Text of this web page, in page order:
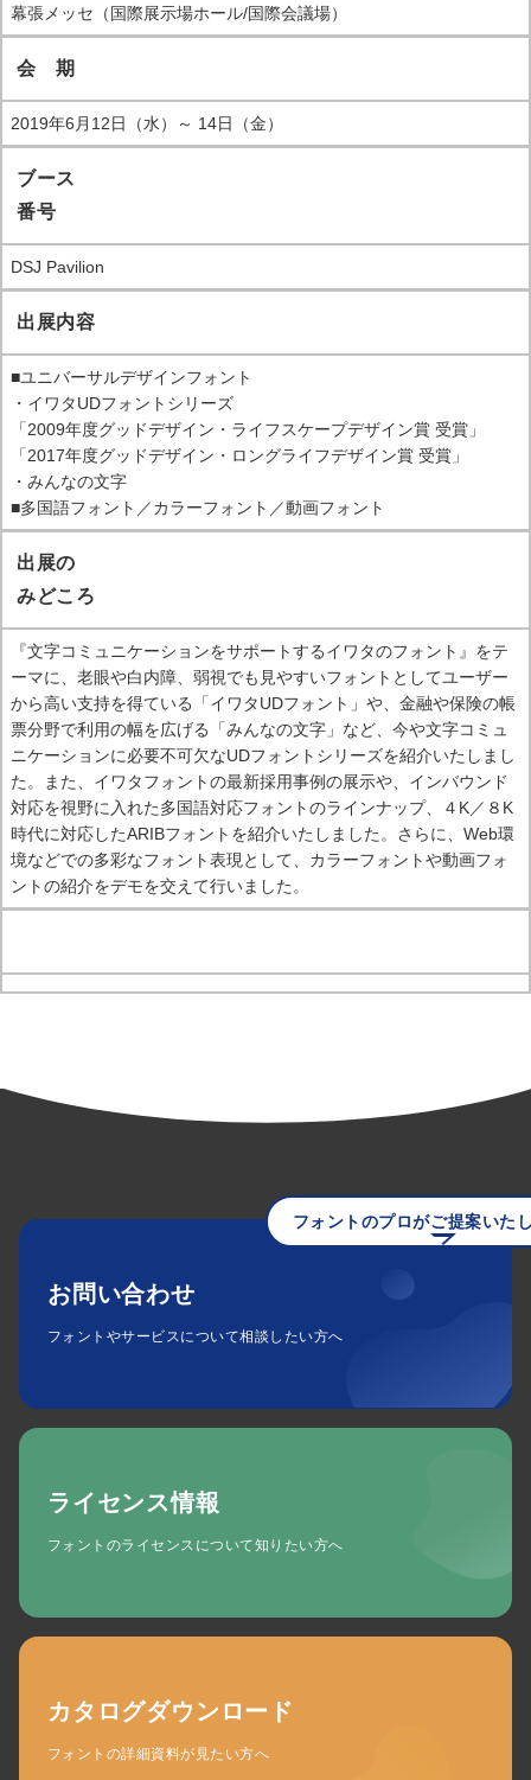
幕張メッセ（国際展示場ホール/国際会議場）
会 期
2019年6月12日（水）～ 14日（金）
ブース
番号
DSJ Pavilion
出展内容
■ユニバーサルデザインフォント
・イワタUDフォントシリーズ
「2009年度グッドデザイン・ライフスケープデザイン賞 受賞」
「2017年度グッドデザイン・ロングライフデザイン賞 受賞」
・みんなの文字
■多国語フォント／カラーフォント／動画フォント
出展の
みどころ
『文字コミュニケーションをサポートするイワタのフォント』をテ
ーマに、老眼や白内障、弱視でも見やすいフォントとしてユーザー
から高い支持を得ている「イワタUDフォント」や、金融や保険の帳
票分野で利用の幅を広げる「みんなの文字」など、今や文字コミュ
ニケーションに必要不可欠なUDフォントシリーズを紹介いたしまし
た。また、イワタフォントの最新採用事例の展示や、インバウンド
対応を視野に入れた多国語対応フォントのラインナップ、４K／８K
時代に対応したARIBフォントを紹介いたしました。さらに、Web環
境などでの多彩なフォント表現として、カラーフォントや動画フォ
ントの紹介をデモを交えて行いました。
フォントのプロがご提案いた
お問い合わせ
フォントやサービスについて相談したい方へ
ライセンス情報
フォントのライセンスについて知りたい方へ
カタログダウンロード
フォントの詳細資料が見たい方へ